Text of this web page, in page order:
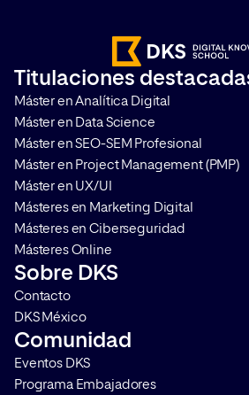
sea imprescindible realizar una
correcta gestión del
consentimiento. Te contamos
qué es Google Consent Mode […]
Titulaciones
Máster en Analítica Digital
Máster en Data Science
Máster en SEO-SEM Profesional
Máster en Project Management (PMP)
Máster en UX/UI
Másteres en Marketing Digital
Másteres en Ciberseguridad
Másteres Online
Sobre DKS
Contacto
DKS México
Comunidad
Eventos DKS
Programa Embajadores